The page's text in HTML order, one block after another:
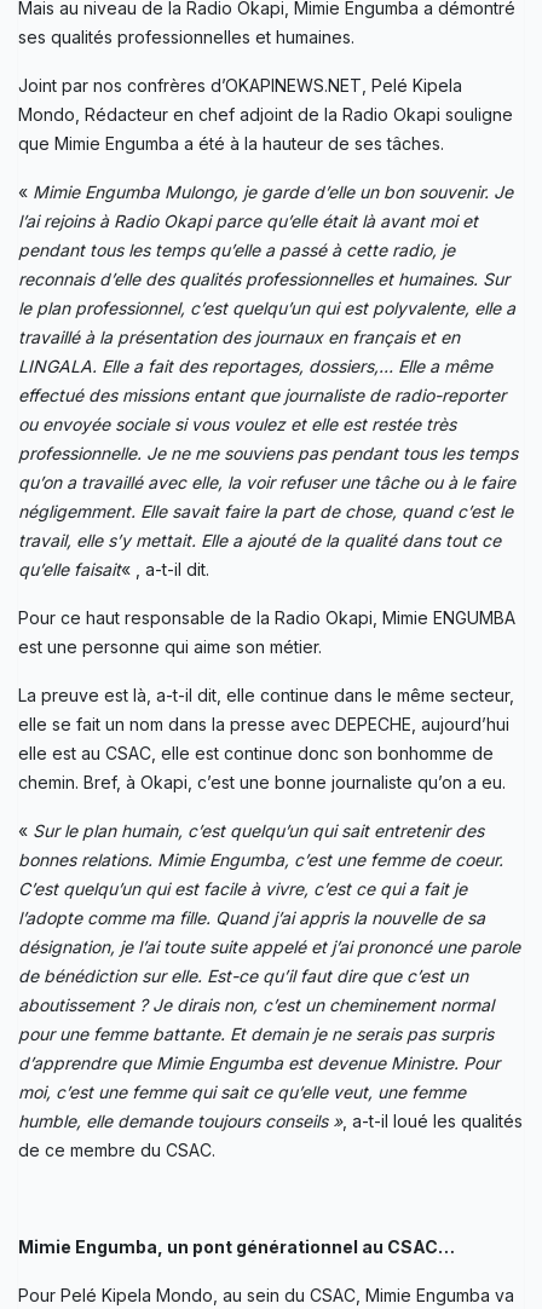
Mais au niveau de la Radio Okapi, Mimie Engumba a démontré
ses qualités professionnelles et humaines.
Joint par nos confrères d’OKAPINEWS.NET, Pelé Kipela
Mondo, Rédacteur en chef adjoint de la Radio Okapi souligne
que Mimie Engumba a été à la hauteur de ses tâches.
« Mimie Engumba Mulongo, je garde d’elle un bon souvenir. Je
l’ai rejoins à Radio Okapi parce qu’elle était là avant moi et
pendant tous les temps qu’elle a passé à cette radio, je
reconnais d’elle des qualités professionnelles et humaines. Sur
le plan professionnel, c’est quelqu’un qui est polyvalente, elle a
travaillé à la présentation des journaux en français et en
LINGALA. Elle a fait des reportages, dossiers,… Elle a même
effectué des missions entant que journaliste de radio-reporter
ou envoyée sociale si vous voulez et elle est restée très
professionnelle. Je ne me souviens pas pendant tous les temps
qu’on a travaillé avec elle, la voir refuser une tâche ou à le faire
négligemment. Elle savait faire la part de chose, quand c’est le
travail, elle s’y mettait. Elle a ajouté de la qualité dans tout ce
qu’elle faisait« , a-t-il dit.
Pour ce haut responsable de la Radio Okapi, Mimie ENGUMBA
est une personne qui aime son métier.
La preuve est là, a-t-il dit, elle continue dans le même secteur,
elle se fait un nom dans la presse avec DEPECHE, aujourd’hui
elle est au CSAC, elle est continue donc son bonhomme de
chemin. Bref, à Okapi, c’est une bonne journaliste qu’on a eu.
« Sur le plan humain, c’est quelqu’un qui sait entretenir des
bonnes relations. Mimie Engumba, c’est une femme de coeur.
C’est quelqu’un qui est facile à vivre, c’est ce qui a fait je
l’adopte comme ma fille. Quand j’ai appris la nouvelle de sa
désignation, je l’ai toute suite appelé et j’ai prononcé une parole
de bénédiction sur elle. Est-ce qu’il faut dire que c’est un
aboutissement ? Je dirais non, c’est un cheminement normal
pour une femme battante. Et demain je ne serais pas surpris
d’apprendre que Mimie Engumba est devenue Ministre. Pour
moi, c’est une femme qui sait ce qu’elle veut, une femme
humble, elle demande toujours conseils », a-t-il loué les qualités
de ce membre du CSAC.
Mimie Engumba, un pont générationnel au CSAC…
Pour Pelé Kipela Mondo, au sein du CSAC, Mimie Engumba va